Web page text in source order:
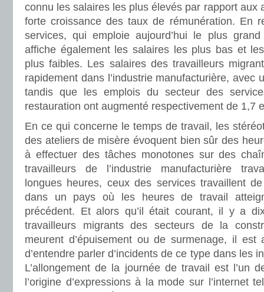
connu les salaires les plus élevés par rapport aux
forte croissance des taux de rémunération. En
services, qui emploie aujourd’hui le plus
affiche également les salaires les plus bas et
plus faibles. Les salaires des travailleurs
rapidement dans l’industrie manufacturière, avec
tandis que les emplois du secteur des
restauration ont augmenté respectivement de 1,7
En ce qui concerne le temps de travail, les
des ateliers de misère évoquent bien sûr des
à effectuer des tâches monotones sur des
travailleurs de l’industrie manufacturière
longues heures, ceux des services travaillent
dans un pays où les heures de travail
précédent. Et alors qu’il était courant, il y a
travailleurs migrants des secteurs de la
meurent d’épuisement ou de surmenage, il est
d’entendre parler d’incidents de ce type dans les
L’allongement de la journée de travail est l’un
l’origine d’expressions à la mode sur l’internet